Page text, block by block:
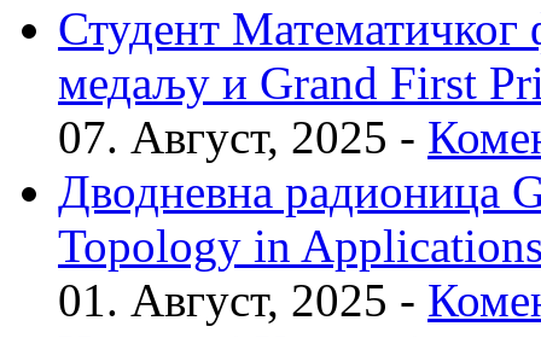
Студент Математичког
медаљу и Grand First
07. Август, 2025 -
Дводневна радионица
Topology in
01. Август, 2025 -